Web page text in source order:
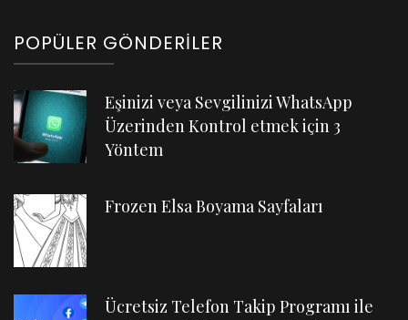
POPÜLER GÖNDERILER
Eşinizi veya Sevgilinizi WhatsApp
Üzerinden Kontrol etmek için 3
Yöntem
Frozen Elsa Boyama Sayfaları
Ücretsiz Telefon Takip Programı ile